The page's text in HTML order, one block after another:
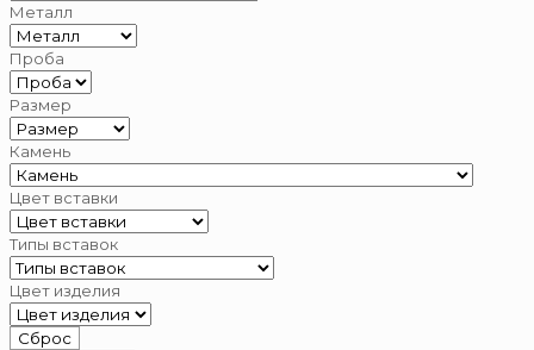
Металл
Проба
Размер
Камень
Цвет вставки
Типы вставок
Цвет изделия
Сброс